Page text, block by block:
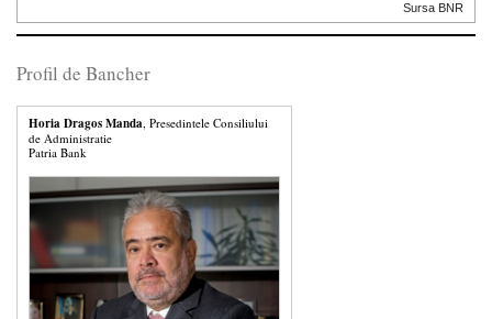
Sursa BNR
Profil de Bancher
Horia Dragos Manda, Presedintele Consiliului
de Administratie
Patria Bank